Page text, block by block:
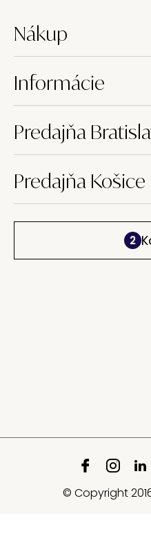
Nákup
Informácie
Predajňa
Predajňa Košice
2
© Copyright